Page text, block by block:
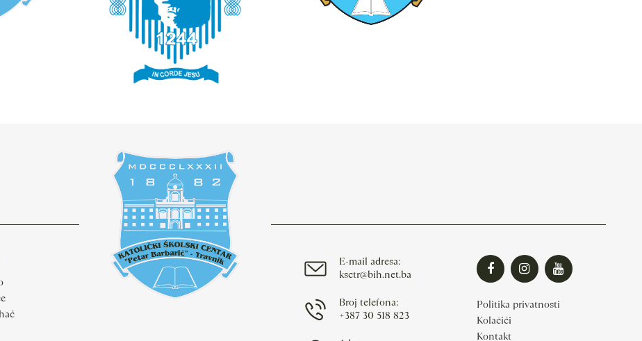
E-mail adresa:
ksctr@bih.net.ba
Broj telefona:
+387 30 518 823
Politika privatnosti
Kolačići
Kontakt